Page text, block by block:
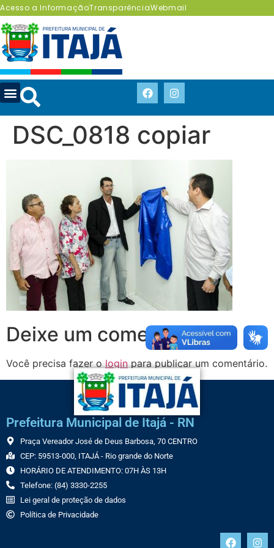
Acesso a InformaçãoTransparênciaWebmail
DSC_0818 copiar
Deixe um comentário
Você precisa fazer ologinpara publicar um comentário.
Prefeitura Municipal de Itajá - RN
Praça Vereador José de Deus Barbosa, 70 CENTRO
CEP: 59513-000, ITAJÁ - Rio grande do Norte
HORÁRIO DE ATENDIMENTO: 07H ÀS 13H
Telefone: (84) 3330-2255
Lei geral de proteção de dados
Política de Privacidade